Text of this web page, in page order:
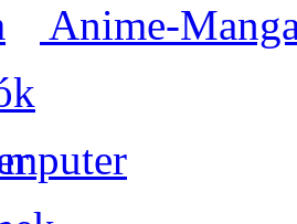
Anime-